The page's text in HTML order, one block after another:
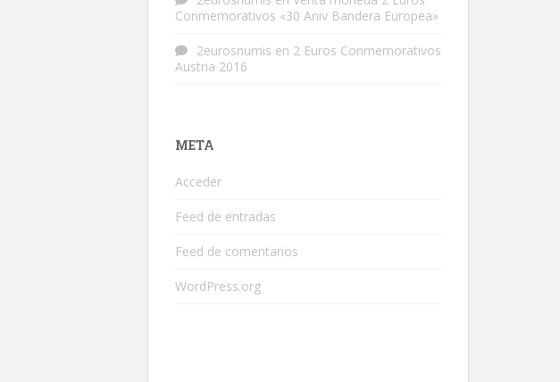
Conmemorativos «30 Aniv Bandera Europea»
2eurosnumis en 2 Euros Conmemorativos
Austria 2016
META
Acceder
Feed de entradas
Feed de comentarios
WordPress.org